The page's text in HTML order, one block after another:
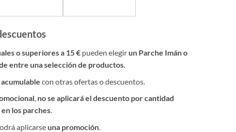
o superiores a 15 €pueden elegir un Parche Imán o
entre una selección de productos.
acumulable con otras ofertas o descuentos.
, no se aplicará el descuento por cantidad
los parches.
aplicarse una promoción.